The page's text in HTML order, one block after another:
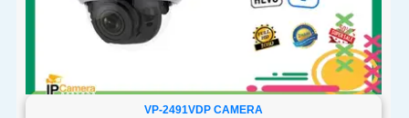
VP-2491VDP CAMERA